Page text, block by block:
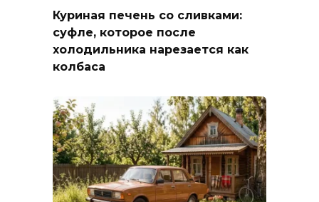
Куриная печень со сливками:
суфле, которое после
холодильника нарезается как
колбаса